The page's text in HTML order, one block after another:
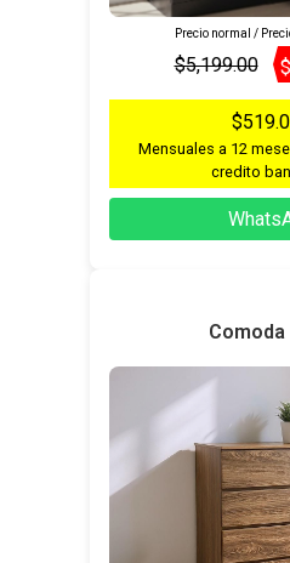
Precio normal /
$5,199.00
Mensuales a 12
credito